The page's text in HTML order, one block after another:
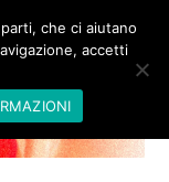
che ci aiutano
accetti